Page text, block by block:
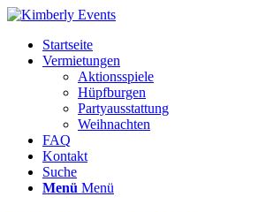
Startseite
Vermietungen
Aktionsspiele
Hüpfburgen
Partyausstattung
Weihnachten
FAQ
Kontakt
Suche
Menü Menü